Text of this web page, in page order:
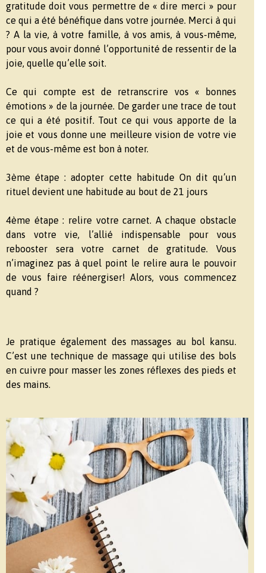
gratitude doit vous permettre de « dire merci » pour
ce qui a été bénéfique dans votre journée. Merci à qui
? A la vie, à votre famille, à vos amis, à vous-même,
pour vous avoir donné l’opportunité de ressentir de la
joie, quelle qu’elle soit.
Ce qui compte est de retranscrire vos « bonnes
émotions » de la journée. De garder une trace de tout
ce qui a été positif. Tout ce qui vous apporte de la
joie et vous donne une meilleure vision de votre vie
et de vous-même est bon à noter.
3ème étape : adopter cette habitude On dit qu’un
rituel devient une habitude au bout de 21 jours
4ème étape : relire votre carnet. A chaque obstacle
dans votre vie, l’allié indispensable pour vous
rebooster sera votre carnet de gratitude. Vous
n’imaginez pas à quel point le relire aura le pouvoir
de vous faire réénergiser! Alors, vous commencez
quand ?
Je pratique également des massages au bol kansu.
C’est une technique de massage qui utilise des bols
en cuivre pour masser les zones réflexes des pieds et
des mains.